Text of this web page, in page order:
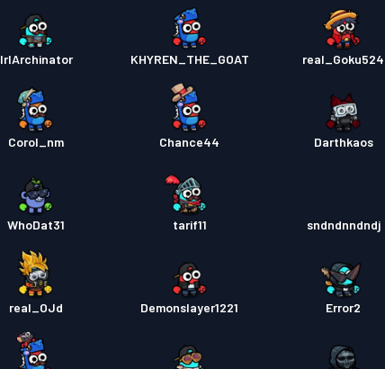
IrlArchinator KHYREN_THE_GOAT real_Goku524
Corol_nm Chance44 Darthkaos
WhoDat31 tarif11 sndndnndndj
real_OJd Demonslayer1221 Error2